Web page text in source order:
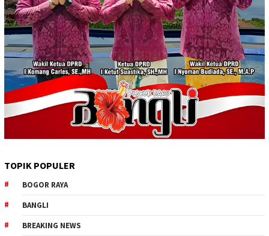
TOPIK POPULER
BOGOR RAYA
BANGLI
BREAKING NEWS